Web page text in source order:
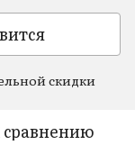
скидки